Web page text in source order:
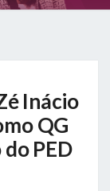
Inácio
QG
PED